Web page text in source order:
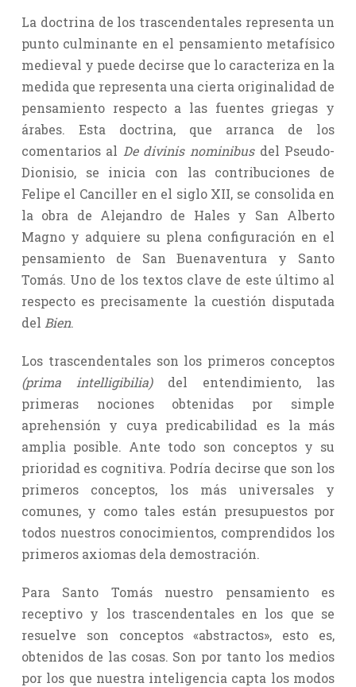
La doctrina de los trascendentales representa un
punto culminante en el pensamiento metafísico
medieval y puede decirse que lo caracteriza en la
medida que representa una cierta originalidad de
pensamiento respecto a las fuentes griegas y
árabes. Esta doctrina, que arranca de los
comentarios al De divinis nominibus del Pseudo-
Dionisio, se inicia con las contribuciones de
Felipe el Canciller en el siglo XII, se consolida en
la obra de Alejandro de Hales y San Alberto
Magno y adquiere su plena configuración en el
pensamiento de San Buenaventura y Santo
Tomás. Uno de los textos clave de este último al
respecto es precisamente la cuestión disputada
del Bien.
Los trascendentales son los primeros conceptos
(prima intelligibilia) del entendimiento, las
primeras nociones obtenidas por simple
aprehensión y cuya predicabilidad es la más
amplia posible. Ante todo son conceptos y su
prioridad es cognitiva. Podría decirse que son los
primeros conceptos, los más universales y
comunes, y como tales están presupuestos por
todos nuestros conocimientos, comprendidos los
primeros axiomas dela demostración.
Para Santo Tomás nuestro pensamiento es
receptivo y los trascendentales en los que se
resuelve son conceptos «abstractos», esto es,
obtenidos de las cosas. Son por tanto los medios
por los que nuestra inteligencia capta los modos